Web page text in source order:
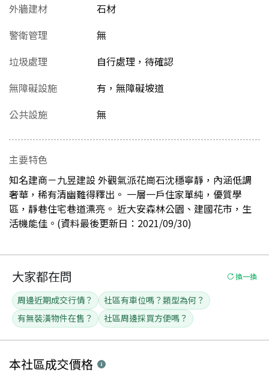
外牆建材
石材
警衛管理
無
垃圾處理
自行處理，待確認
無障礙設施
有，無障礙坡道
公共設施
無
主要特色
知名建商－九昱建設 外觀氣派花崗石沈穩寧靜，內涵低調
奢華，稀有清幽難得釋出。 一層一戶住家單純，優質學
區，靜巷住宅巷道漂亮。 近大安森林公園、建國花市，生
活機能佳。(資料最後更新日：2021/09/30)
大家都在問 換一換
周邊近期成交行情？
社區有車位嗎？類型為何？
有無裝潢物件在售？
社區周邊採買方便嗎？
本社區成交價格